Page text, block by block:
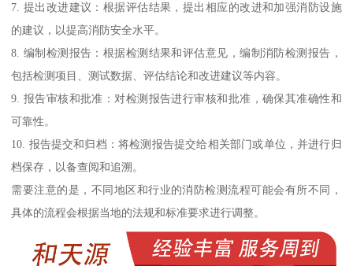
7. 提出改进建议：根据评估结果，提出相应的改进和加强消防设施
的建议，以提高消防安全水平。
8. 编制检测报告：根据检测结果和评估意见，编制消防检测报告，
包括检测项目、测试数据、评估结论和改进建议等内容。
9. 报告审核和批准：对检测报告进行审核和批准，确保其准确性和
可靠性。
10. 报告提交和归档：将检测报告提交给相关部门或单位，并进行归
档保存，以备查阅和追溯。
需要注意的是，不同地区和行业的消防检测流程可能会有所不同，
具体的流程会根据当地的法规和标准要求进行调整。